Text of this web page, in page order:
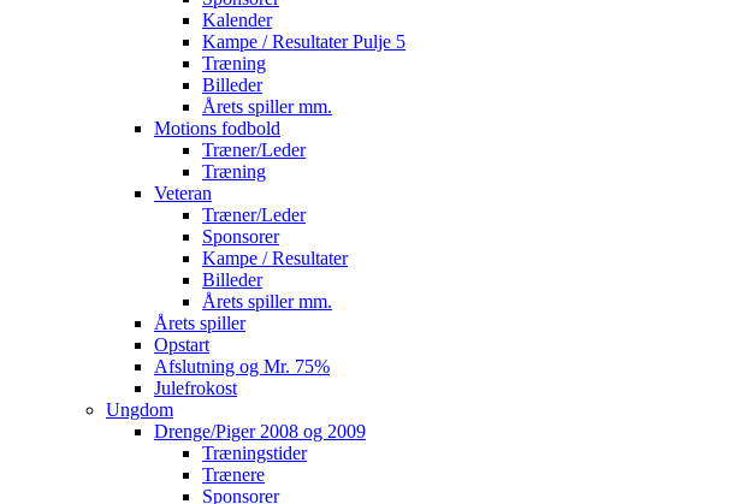
Kalender
Kampe / Resultater Pulje 5
Træning
Billeder
Årets spiller mm.
Motions fodbold
Træner/Leder
Træning
Veteran
Træner/Leder
Sponsorer
Kampe / Resultater
Billeder
Årets spiller mm.
Årets spiller
Opstart
Afslutning og Mr. 75%
Julefrokost
Ungdom
Drenge/Piger 2008 og 2009
Træningstider
Trænere
Sponsorer